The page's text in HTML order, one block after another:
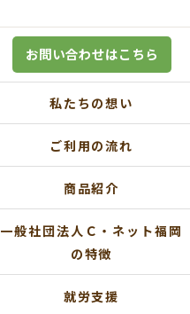
お問い合わせはこちら
私たちの想い
ご利用の流れ
商品紹介
一般社団法人Ｃ・ネット福岡
の特徴
就労支援